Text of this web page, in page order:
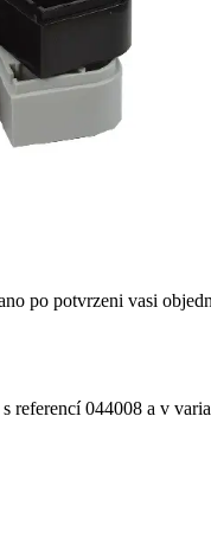
po potvrzeni vasi
referencí 044008 a v